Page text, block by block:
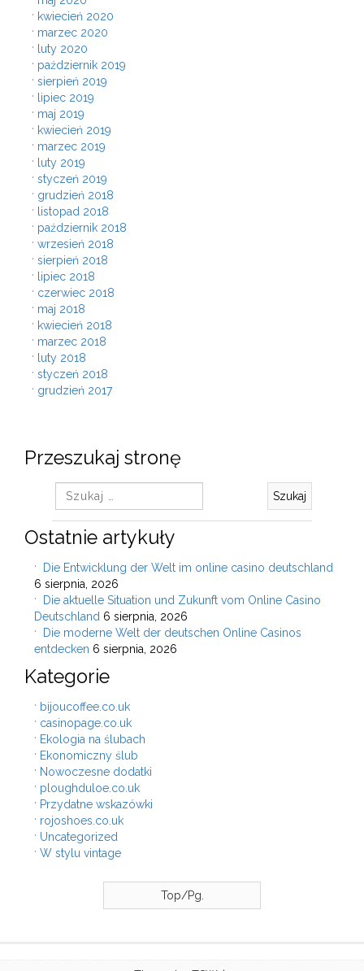
kwiecień 2020
marzec 2020
luty 2020
październik 2019
sierpień 2019
lipiec 2019
maj 2019
kwiecień 2019
marzec 2019
luty 2019
styczeń 2019
grudzień 2018
listopad 2018
październik 2018
wrzesień 2018
sierpień 2018
lipiec 2018
czerwiec 2018
maj 2018
kwiecień 2018
marzec 2018
luty 2018
styczeń 2018
grudzień 2017
Przeszukaj stronę
Szukaj:
Ostatnie artykuły
Die Entwicklung der Welt im online casino deutschland
6 sierpnia, 2026
Die aktuelle Situation und Zukunft vom Online Casino
Deutschland 6 sierpnia, 2026
Die moderne Welt der deutschen Online Casinos
entdecken 6 sierpnia, 2026
Kategorie
bijoucoffee.co.uk
casinopage.co.uk
Ekologia na ślubach
Ekonomiczny ślub
Nowoczesne dodatki
ploughduloe.co.uk
Przydatne wskazówki
rojoshoes.co.uk
Uncategorized
W stylu vintage
Top/Pg.